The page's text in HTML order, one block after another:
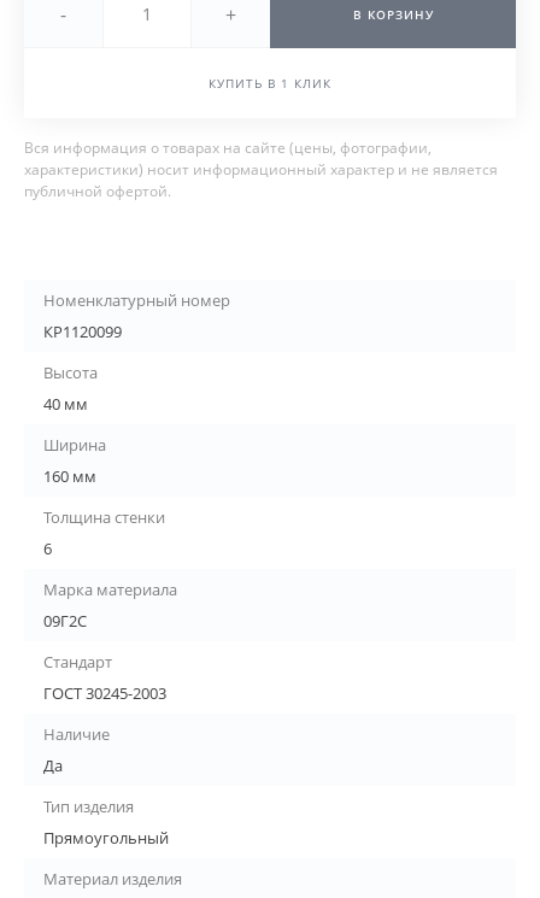
- + В КОРЗИНУ
КУПИТЬ В 1 КЛИК
Вся информация о товарах на сайте (цены, фотографии,
характеристики) носит информационный характер и не является
публичной офертой.
Номенклатурный номер
КР1120099
Высота
40 мм
Ширина
160 мм
Толщина стенки
6
Марка материала
09Г2С
Стандарт
ГОСТ 30245-2003
Наличие
Да
Тип изделия
Прямоугольный
Материал изделия